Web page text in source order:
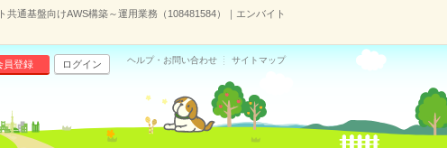
共通基盤向けAWS構築～運用業務（108481584）｜エンバイト
員登録 ログイン ヘルプ・お問い合わせ サイトマップ